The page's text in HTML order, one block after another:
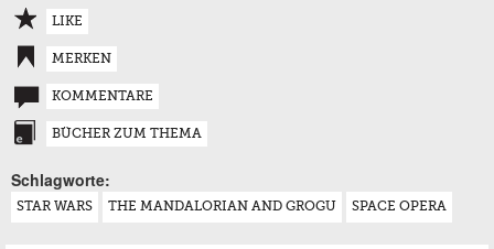
LIKE
MERKEN
KOMMENTARE
BÜCHER ZUM THEMA
Schlagworte:
STAR WARS THE MANDALORIAN AND GROGU SPACE OPERA